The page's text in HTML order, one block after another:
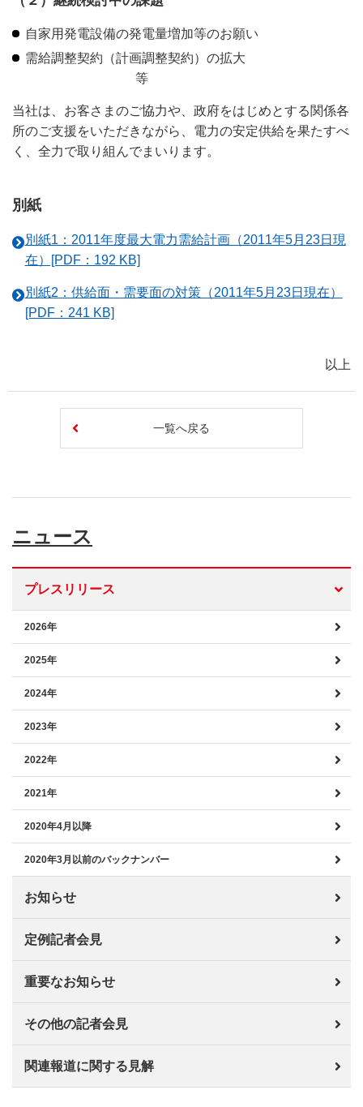
自家用発電設備の発電量増加等のお願い
需給調整契約（計画調整契約）の拡大
等
当社は、お客さまのご協力や、政府をはじめとする関係各
所のご支援をいただきながら、電力の安定供給を果たすべ
く、全力で取り組んでまいります。
別紙
別紙1：2011年度最大電力需給計画（2011年5月23日現
在）[PDF：192 KB]
別紙2：供給面・需要面の対策（2011年5月23日現在）
[PDF：241 KB]
以上
一覧へ戻る
ニュース
プレスリリース
2026年
2025年
2024年
2023年
2022年
2021年
2020年4月以降
2020年3月以前のバックナンバー
お知らせ
定例記者会見
重要なお知らせ
その他の記者会見
関連報道に関する見解